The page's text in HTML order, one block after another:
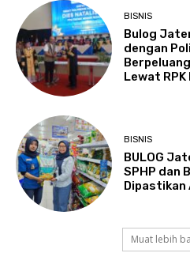
BISNIS
Bulog
dengan
Lewat RPK
BISNIS
BULOG
SPHP dan
Dipastikan
Muat lebih